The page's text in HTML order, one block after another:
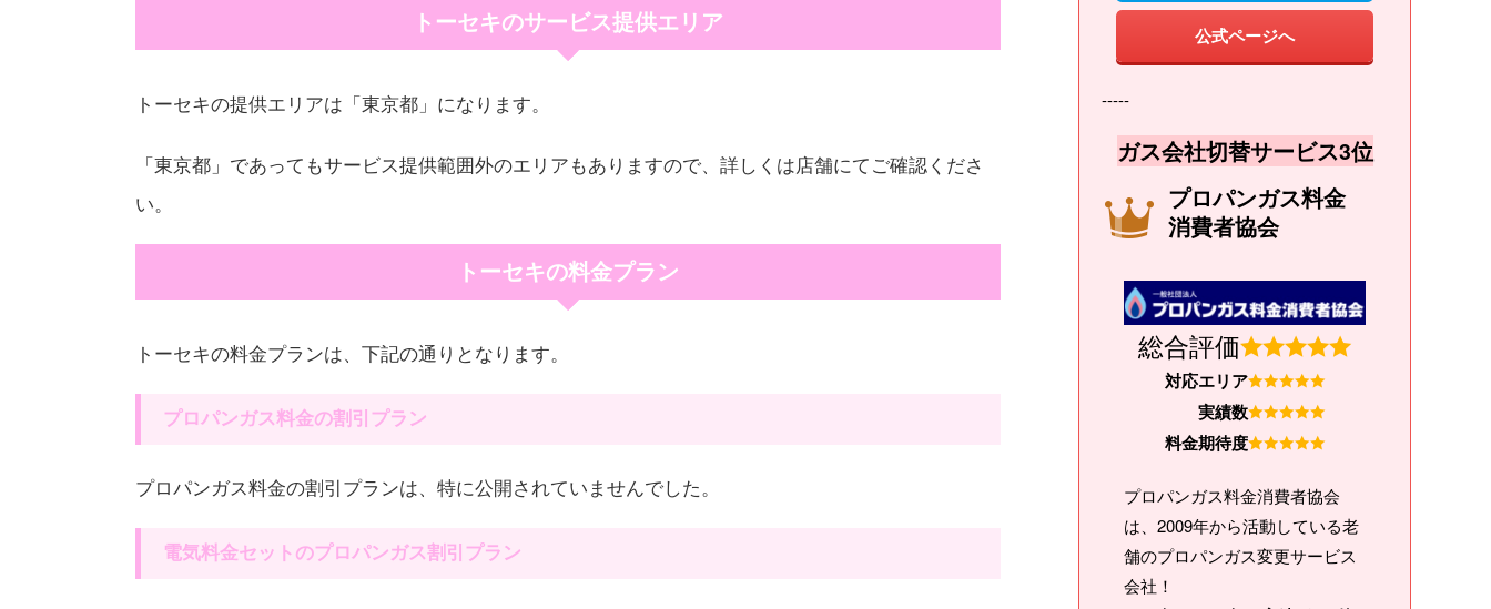
トーセキのサービス提供エリア
トーセキの提供エリアは「東京都」になります。
「東京都」であってもサービス提供範囲外のエリアもありますので、詳しくは店舗にてご確認くださ
い。
トーセキの料金プラン
トーセキの料金プランは、下記の通りとなります。
プロパンガス料金の割引プラン
プロパンガス料金の割引プランは、特に公開されていませんでした。
電気料金セットのプロパンガス割引プラン
公式ページへ
-----
ガス会社切替サービス3位
プロパンガス料金
消費者協会
総合評価
対応エリア
実績数
料金期待度
プロパンガス料金消費者協会
は、2009年から活動している老
舗のプロパンガス変更サービス
会社！